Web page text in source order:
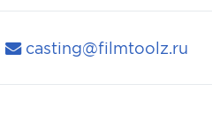
casting@filmtoolz.ru